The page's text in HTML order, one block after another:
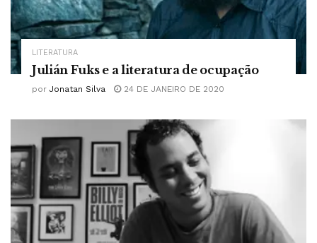
LITERATURA
Julián Fuks e a literatura de ocupação
por Jonatan Silva 24 DE JANEIRO DE 2020